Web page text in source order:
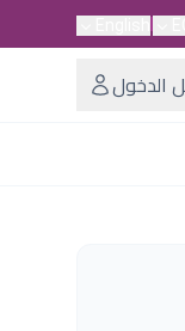
الدخول